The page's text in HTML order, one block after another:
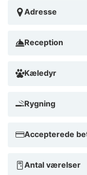
Adresse
Reception
Kæledyr
Rygning
Accepterede
Antal værelser